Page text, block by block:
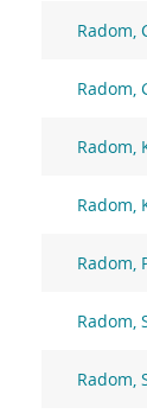
Radom,
Radom,
Radom,
Radom,
Radom,
Radom,
Radom,